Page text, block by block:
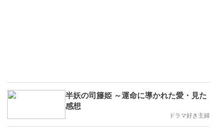
半妖の司籐姫 ～運命に導かれた愛・見た
感想
ドラマ好き主婦